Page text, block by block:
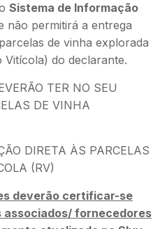
Sistema de Informação
não permitirá a entrega
de vinha explorada
Vitícola) do declarante.
TER NO SEU
DE VINHA
DIRETA ÀS PARCELAS
(RV)
deverão certificar-se
associados/ fornecedores